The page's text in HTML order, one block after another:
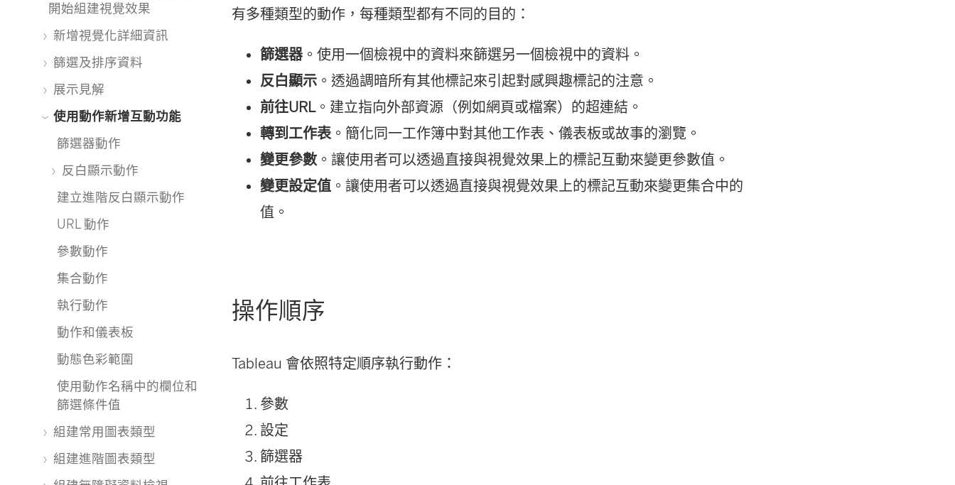
開始組建視覺效果
新增視覺化詳細資訊
篩選及排序資料
展示見解
使用動作新增互動功能
篩選器動作
反白顯示動作
建立進階反白顯示動作
URL 動作
參數動作
集合動作
執行動作
動作和儀表板
動態色彩範圍
使用動作名稱中的欄位和
篩選條件值
組建常用圖表類型
組建進階圖表類型
窗
開
啟
)
有多種類型的動作，每種類型都有不同的目的：
篩選器 。使用一個檢視中的資料來篩選另一個檢視中的資料。
反白顯示 。透過調暗所有其他標記來引起對感興趣標記的注意。
前往URL。建立指向外部資源（例如網頁或檔案）的超連結。
轉到工作表 。簡化同一工作簿中對其他工作表、儀表板或故事的瀏覽。
變更參數 。讓使用者可以透過直接與視覺效果上的標記互動來變更參數值。
變更設定值 。讓使用者可以透過直接與視覺效果上的標記互動來變更集合中的
值。
操作順序
Tableau 會依照特定順序執行動作：
參數
設定
篩選器